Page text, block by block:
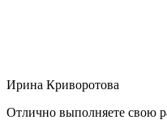
Ирина Криворотова
Отлично выполняете свою